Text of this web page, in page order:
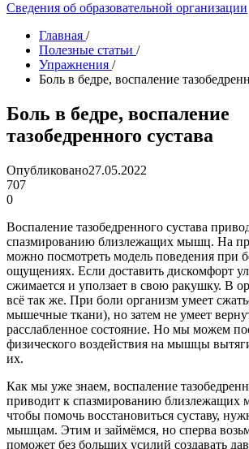
Сведения об образовательной организации
Главная /
Полезные статьи /
Упражнения /
Боль в бедре, воспаление
Боль в бедре, воспаление
тазобедренного сустава
Опубликовано27.05.2022
707
0
Воспаление тазобедренного сустава
спазмированию близлежащих мышц. На
можно посмотреть модель поведения при
ощущениях. Если доставить дискомфорт
сжимается и уползает в свою ракушку. В
всё так же. При боли организм умеет
мышечные ткани), но затем не умеет
расслабленное состояние. Но мы можем
физического воздействия на мышцы
их.
Как мы уже знаем, воспаление
приводит к спазмированию близлежащих
чтобы помочь восстановиться суставу,
мышцам. Этим и займёмся, но сперва
поможет без больших усилий создавать